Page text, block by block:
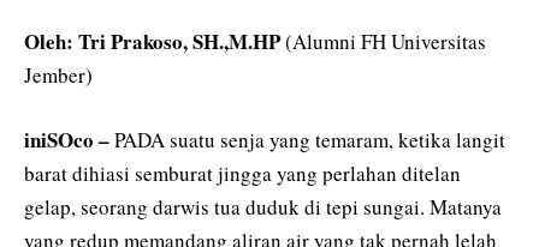
Oleh: Tri Prakoso, SH.,M.HP(Alumni FH Universitas
Jember)
iniSOco –PADA suatu senja yang temaram, ketika langit
barat dihiasi semburat jingga yang perlahan ditelan
gelap, seorang darwis tua duduk di tepi sungai. Matanya
yang redup memandang aliran air yang tak pernah lelah